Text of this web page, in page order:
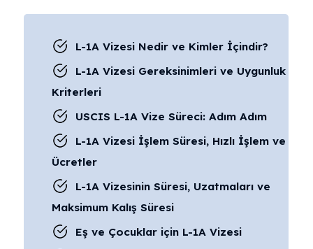
L-1A Vizesi Nedir ve Kimler İçindir?
L-1A Vizesi Gereksinimleri ve Uygunluk
Kriterleri
USCIS L-1A Vize Süreci: Adım Adım
L-1A Vizesi İşlem Süresi, Hızlı İşlem ve
Ücretler
L-1A Vizesinin Süresi, Uzatmaları ve
Maksimum Kalış Süresi
Eş ve Çocuklar için L-1A Vizesi